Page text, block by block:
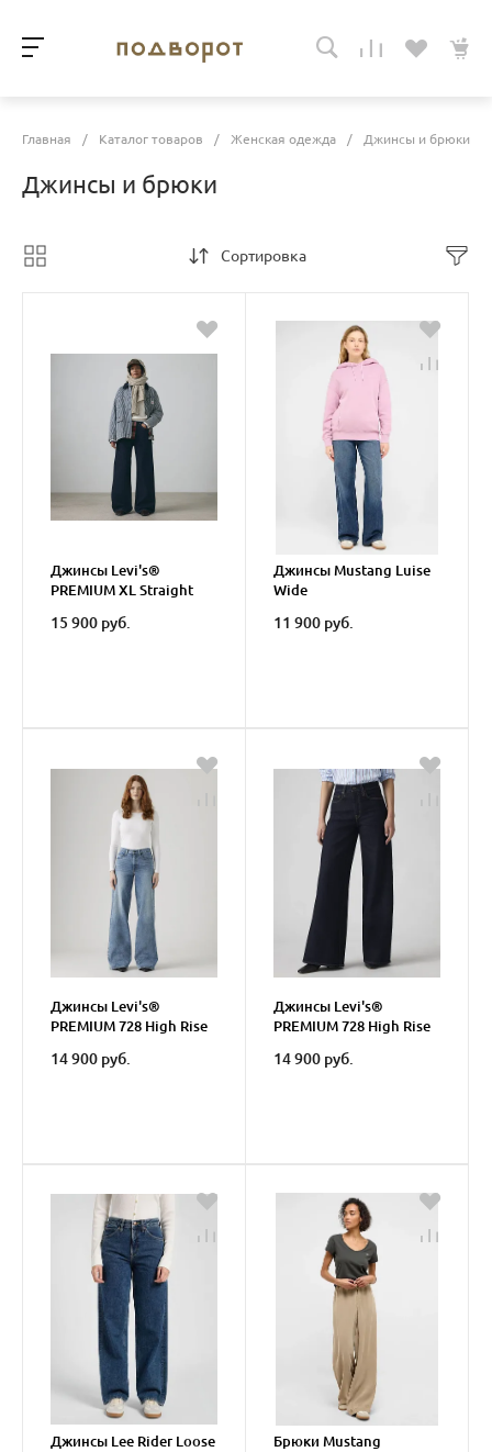
Главная / Каталог товаров / Женская одежда / Джинсы и брюки
Джинсы и брюки
Сортировка
Джинсы Levi's®
PREMIUM XL Straight
15 900 руб.
Джинсы Mustang Luise
Wide
11 900 руб.
Джинсы Levi's®
PREMIUM 728 High Rise
14 900 руб.
Джинсы Levi's®
PREMIUM 728 High Rise
14 900 руб.
Джинсы Lee Rider Loose
Брюки Mustang